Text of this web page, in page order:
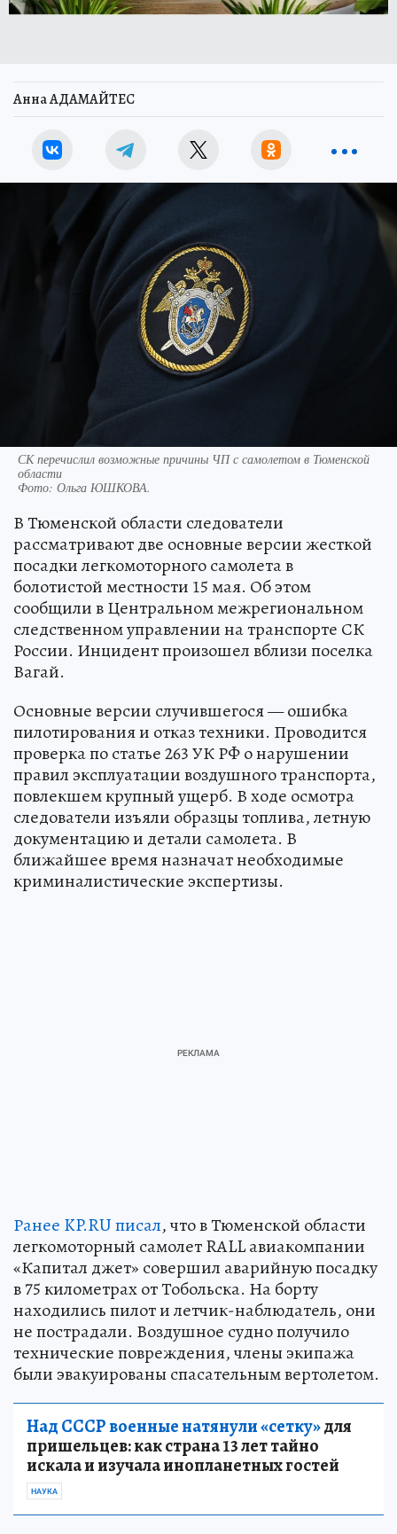
Анна АДАМАЙТЕС
СК перечислил возможные причины ЧП с самолетом в Тюменской
области
Фото: Ольга ЮШКОВА.
В Тюменской области следователи
рассматривают две основные версии жесткой
посадки легкомоторного самолета в
болотистой местности 15 мая. Об этом
сообщили в Центральном межрегиональном
следственном управлении на транспорте СК
России. Инцидент произошел вблизи поселка
Вагай.
Основные версии случившегося — ошибка
пилотирования и отказ техники. Проводится
проверка по статье 263 УК РФ о нарушении
правил эксплуатации воздушного транспорта,
повлекшем крупный ущерб. В ходе осмотра
следователи изъяли образцы топлива, летную
документацию и детали самолета. В
ближайшее время назначат необходимые
криминалистические экспертизы.
Ранее KP.RU писал, что в Тюменской области
легкомоторный самолет RALL авиакомпании
«Капитал джет» совершил аварийную посадку
в 75 километрах от Тобольска. На борту
находились пилот и летчик-наблюдатель, они
не пострадали. Воздушное судно получило
технические повреждения, члены экипажа
были эвакуированы спасательным вертолетом.
Над СССР военные натянули «сетку»для
пришельцев: как страна 13 лет тайно
искала и изучала инопланетных гостей
НАУКА